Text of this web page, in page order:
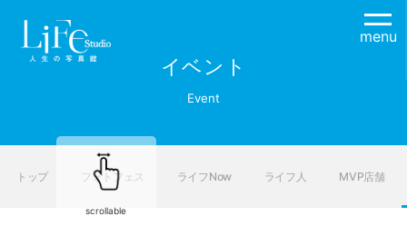
menu
イベント
Event
トップ フォトフェス ライフNow ライフ人 MVP店舗